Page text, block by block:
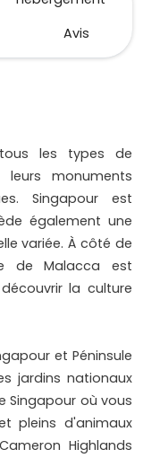
Avis
les types de
monuments
Singapour est
également une
variée. À côté de
de Malacca est
la culture
et Péninsule
jardins nationaux
Singapour où vous
pleins d'animaux
Highlands